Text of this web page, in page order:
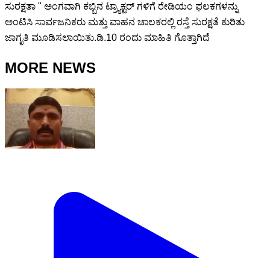
ಸುರಕ್ಷತಾ " ಅಂಗವಾಗಿ ಕಬ್ಬಿನ ಟ್ರ್ಯಾಕ್ಟರ್ ಗಳಿಗೆ ರೇಡಿಯಂ ಫಲಕಗಳನ್ನು
ಅಂಟಿಸಿ ಸಾರ್ವಜನಿಕರು ಮತ್ತು ವಾಹನ ಚಾಲಕರಲ್ಲಿ ರಸ್ತೆ ಸುರಕ್ಷತೆ ಕುರಿತು
ಜಾಗೃತಿ ಮೂಡಿಸಲಾಯಿತು.ಡಿ.10 ರಂದು ಮಾಹಿತಿ ಗೊತ್ತಾಗಿದೆ
MORE NEWS